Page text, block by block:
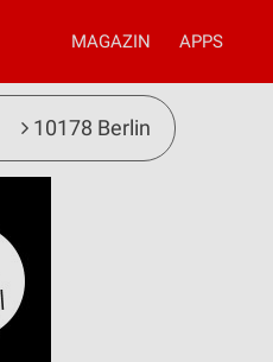
MAGAZIN APPS
10178 Berlin